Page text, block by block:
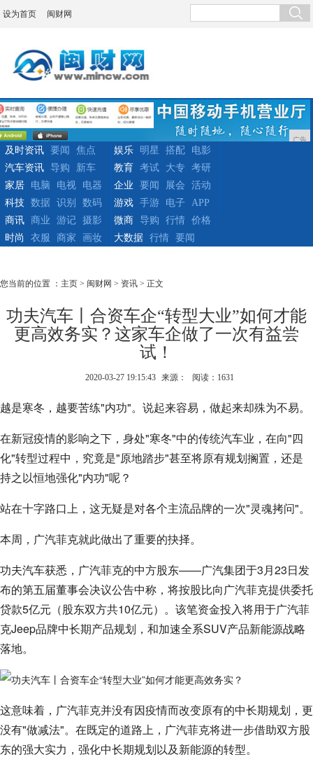
设为首页 闽财网
广告
及时资讯 要闻
焦点
汽车资讯
导购 新车
娱乐 明星 搭配
电影
教育
考试 大专
考研
家居
电脑 电视
电器
科技
数据 识别 数码
企业 要闻 展会
活动
游戏
手游 电子
APP
商讯
商业 游记
摄影
时尚
衣服 商家 画妆
微商 导购 行情
价格
大数据
行情 要闻
您当前的位置 ： 主页 > 闽财网 > 资讯 > 正文
功夫汽车丨合资车企“转型大业”如何才能
更高效务实？这家车企做了一次有益尝
试！
2020-03-27 19:15:43 来源： 阅读：1631
越是寒冬，越要苦练"内功"。说起来容易，做起来却殊为不易。
在新冠疫情的影响之下，身处"寒冬"中的传统汽车业，在向"四
化"转型过程中，究竟是"原地踏步"甚至将原有规划搁置，还是
持之以恒地强化"内功"呢？
站在十字路口上，这无疑是对各个主流品牌的一次"灵魂拷问"。
本周，广汽菲克就此做出了重要的抉择。
功夫汽车获悉，广汽菲克的中方股东——广汽集团于3月23日发
布的第五届董事会决议公告中称，将按股比向广汽菲克提供委托
贷款5亿元（股东双方共10亿元）。该笔资金投入将用于广汽菲
克Jeep品牌中长期产品规划，和加速全系SUV产品新能源战略
落地。
这意味着，广汽菲克并没有因疫情而改变原有的中长期规划，更
没有"做减法"。在既定的道路上，广汽菲克将进一步借助双方股
东的强大实力，强化中长期规划以及新能源的转型。